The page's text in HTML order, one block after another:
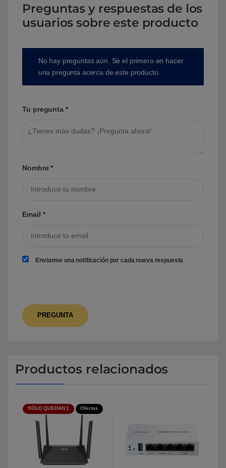
Preguntas y respuestas de los
usuarios sobre este producto
No hay preguntas aún. Sé el primero en hacer
una pregunta acerca de este producto.
Tu pregunta *
Nombre*
Email *
Enviarme una notificación por cada nueva respuesta
Productos relacionados
SÓLO QUEDAN 1 Ofertas